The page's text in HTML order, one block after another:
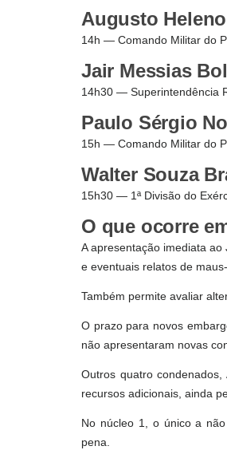
Augusto
14h — Comando Militar do
Jair Messias
14h30 — Superintendência
Paulo Sérgio
15h — Comando Militar do
Walter Souza
15h30 — 1ª Divisão do
O que ocorre
A apresentação imediata
e eventuais relatos de
Também permite avaliar
O prazo para novos
não apresentaram novas
Outros quatro
recursos adicionais, ainda
No núcleo 1, o único a
pena.